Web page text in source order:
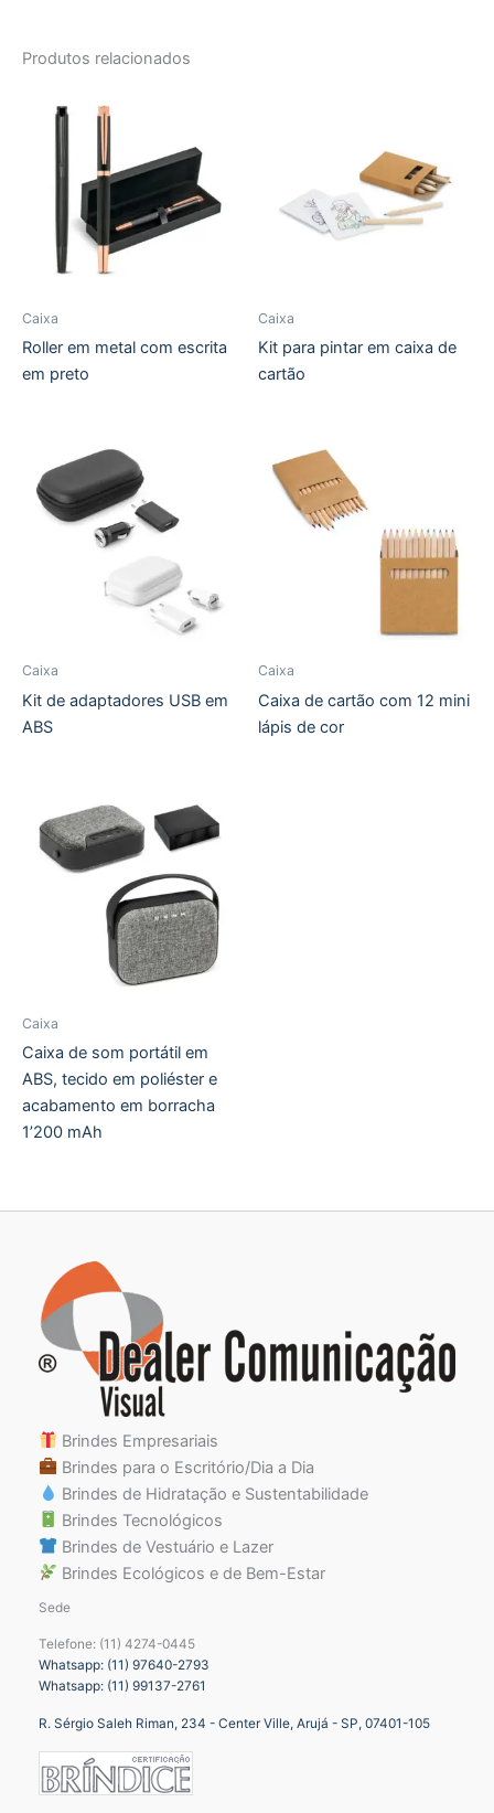
Produtos relacionados
Caixa
Roller em metal com escrita
em preto
Caixa
Kit para pintar em caixa de
cartão
Caixa
Kit de adaptadores USB em
ABS
Caixa
Caixa de cartão com 12 mini
lápis de cor
Caixa
Caixa de som portátil em
ABS, tecido em poliéster e
acabamento em borracha
1’200 mAh
Brindes Empresariais
Brindes para o Escritório/Dia a Dia
Brindes de Hidratação e Sustentabilidade
Brindes Tecnológicos
Brindes de Vestuário e Lazer
Brindes Ecológicos e de Bem-Estar
Sede
Telefone: (11) 4274-0445
Whatsapp: (11) 97640-2793
Whatsapp: (11) 99137-2761
R. Sérgio Saleh Riman, 234 - Center Ville, Arujá - SP, 07401-105